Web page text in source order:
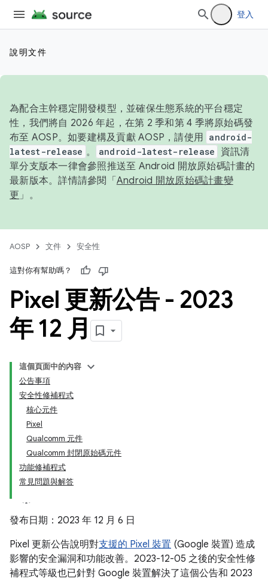
登入
說明文件
為配合主幹穩定開發模型，並確保生態系統的平台穩定
性，我們將自 2026 年起，在第 2 季和第 4 季將原始碼發
布至 AOSP。如要建構及貢獻 AOSP，請使用 android-
latest-release 。 android-latest-release
資訊清
單分支版本一律會參照推送至 Android 開放原始碼計畫的
最新版本。詳情請參閱「 Android 開放原始碼計畫變
更 」。
AOSP 文件 安全性
這對你有幫助嗎？
Pixel 更新公告 - 2023
年 12 月
這個頁面中的內容
公告事項
安全性修補程式
核心元件
Pixel
Qualcomm 元件
Qualcomm 封閉原始碼元件
功能修補程式
常見問題與解答
發布日期：2023 年 12 月 6 日
Pixel 更新公告說明對支援的 Pixel 裝置 (Google 裝置) 造成
影響的安全漏洞和功能改善。2023-12-05 之後的安全性修
補程式等級也已針對 Google 裝置解決了這個公告和 2023